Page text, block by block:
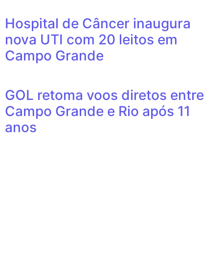
Hospital de Câncer inaugura
nova UTI com 20 leitos em
Campo Grande
GOL retoma voos diretos entre
Campo Grande e Rio após 11
anos